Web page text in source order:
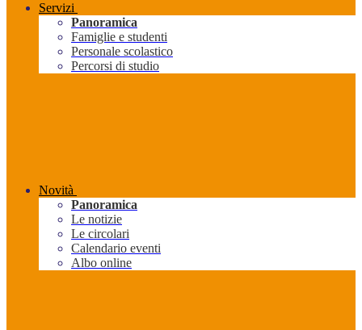
Servizi
Panoramica
Famiglie e studenti
Personale scolastico
Percorsi di studio
Novità
Panoramica
Le notizie
Le circolari
Calendario eventi
Albo online